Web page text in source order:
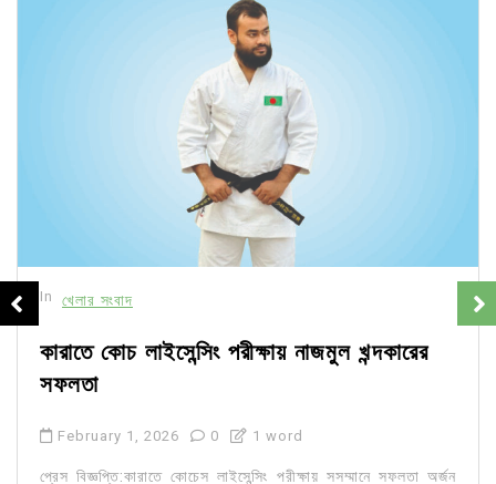
In খেলার সংবাদ
কারাতে কোচ লাইসেন্সিং পরীক্ষায় নাজমুল খন্দকারের
সফলতা
February 1, 2026 0 1 word
প্রেস বিজ্ঞপ্তি:কারাতে কোচেস লাইসেন্সিং পরীক্ষায় সসম্মানে সফলতা অর্জন